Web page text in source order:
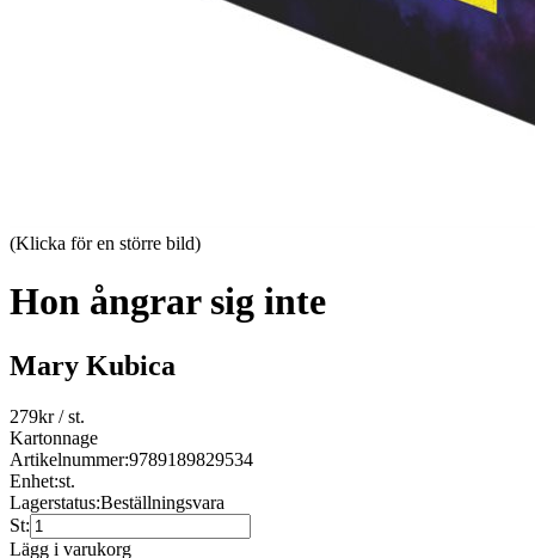
(Klicka för en större bild)
Hon ångrar sig inte
Mary Kubica
279kr/ st.
Kartonnage
Artikelnummer:9789189829534
Enhet:st.
Lagerstatus:Beställningsvara
St:
Lägg i varukorg